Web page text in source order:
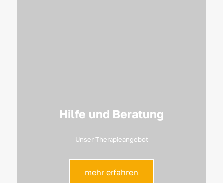
Hilfe und Beratung
Unser Therapieangebot
mehr erfahren